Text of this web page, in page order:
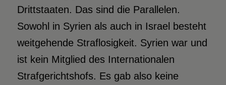
Drittstaaten. Das sind die Parallelen.
Sowohl in Syrien als auch in Israel besteht
weitgehende Straflosigkeit. Syrien war und
ist kein Mitglied des Internationalen
Strafgerichtshofs. Es gab also keine